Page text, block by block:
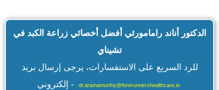
الدكتور أناند رامامورثي أفضل أخصائي زراعة الكبد في
تشيناي
للرد السريع على الاستفسارات، يرجى إرسال بريد
إلكتروني -
dr.aramamurthy@forerunnershealthcare.in